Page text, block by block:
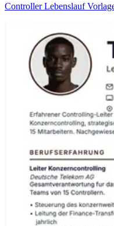
Controller Lebenslauf